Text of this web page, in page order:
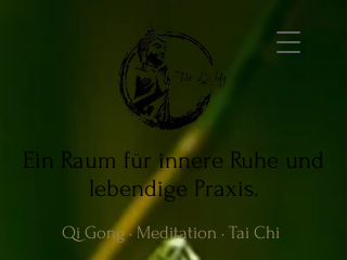
Ein Raum für innere Ruhe und
lebendige Praxis.
Qi Gong · Meditation · Tai Chi